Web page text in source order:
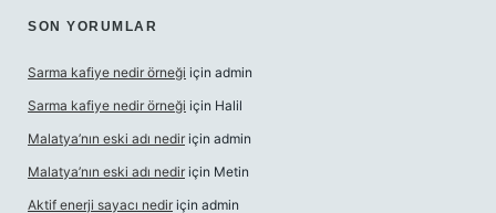
SON YORUMLAR
Sarma kafiye nedir örneği için admin
Sarma kafiye nedir örneği için Halil
Malatya’nın eski adı nedir için admin
Malatya’nın eski adı nedir için Metin
Aktif enerji sayacı nedir için admin